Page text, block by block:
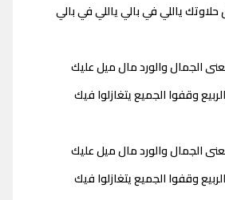
حلاوتك ياللي في بالي ياللي في بالي
الجمال والورد مال ميل عليك
وقفوا الجميع يتغازلوا فيك
الجمال والورد مال ميل عليك
وقفوا الجميع يتغازلوا فيك